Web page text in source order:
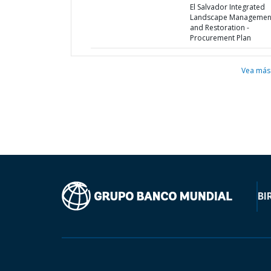
El Salvador Integrated
Landscape
and Restoration -
Procurement Plan
Vea más